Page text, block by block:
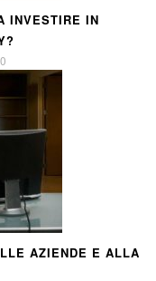
INVESTIRE IN
AZIENDE E ALLA